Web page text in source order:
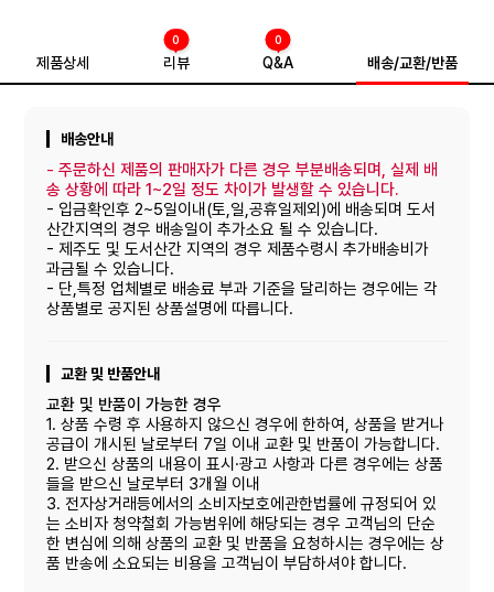
제품상세 리뷰
0
Q&A
0
배송/교환/반품
배송안내
-주문하신 제품의 판매자가 다른 경우 부분배송되며, 실제 배
송 상황에 따라 1~2일 정도 차이가 발생할 수 있습니다.
- 입금확인후 2~5일이내(토,일,공휴일제외)에 배송되며 도서
산간지역의 경우 배송일이 추가소요 될 수 있습니다.
- 제주도 및 도서산간 지역의 경우 제품수령시 추가배송비가
과금될 수 있습니다.
- 단,특정 업체별로 배송료 부과 기준을 달리하는 경우에는 각
상품별로 공지된 상품설명에 따릅니다.
교환 및 반품안내
교환 및 반품이 가능한 경우
1. 상품 수령 후 사용하지 않으신 경우에 한하여, 상품을 받거나
공급이 개시된 날로부터 7일 이내 교환 및 반품이 가능합니다.
2. 받으신 상품의 내용이 표시·광고 사항과 다른 경우에는 상품
들을 받으신 날로부터 3개월 이내
3. 전자상거래등에서의 소비자보호에관한법률에 규정되어 있
는 소비자 청약철회 가능범위에 해당되는 경우 고객님의 단순
한 변심에 의해 상품의 교환 및 반품을 요청하시는 경우에는 상
품 반송에 소요되는 비용을 고객님이 부담하셔야 합니다.